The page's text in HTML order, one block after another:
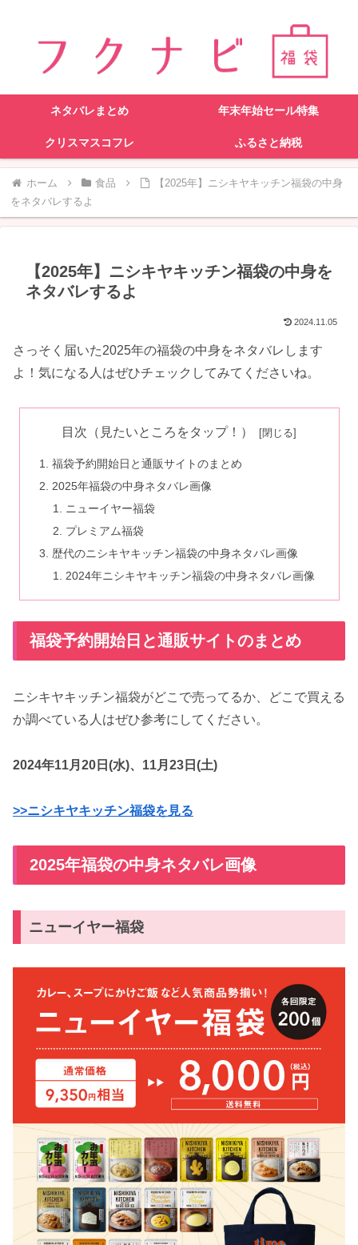
ネタバレまとめ 年末年始セール特集
クリスマスコフレ ふるさと納税
ホーム 食品
【2025年】ニシキヤキッチン福袋の中身
をネタバレするよ
【2025年】ニシキヤキッチン福袋の中身を
ネタバレするよ
2024.11.05
さっそく届いた2025年の福袋の中身をネタバレします
よ！気になる人はぜひチェックしてみてくださいね。
目次（見たいところをタップ！）
福袋予約開始日と通販サイトのまとめ
2025年福袋の中身ネタバレ画像
ニューイヤー福袋
プレミアム福袋
歴代のニシキヤキッチン福袋の中身ネタバレ画像
2024年ニシキヤキッチン福袋の中身ネタバレ画像
福袋予約開始日と通販サイトのまとめ
ニシキヤキッチン福袋がどこで売ってるか、どこで買える
か調べている人はぜひ参考にしてください。
2024年11月20日(水)、11月23日(土)
>>ニシキヤキッチン福袋を見る
2025年福袋の中身ネタバレ画像
ニューイヤー福袋